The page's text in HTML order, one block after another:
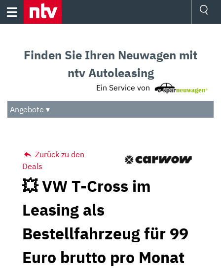
Skip
Audio
Das Beste
Finden Sie Ihren Neuwagen mit
ntv Autoleasing
Ein Service von
Angebote ▾
Zurück zu den
Deals
💥 VW T-Cross im
Leasing als
Bestellfahrzeug für 99
Euro brutto pro Monat